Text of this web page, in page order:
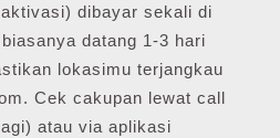
dibayar sekali di
datang 1-3 hari
lokasimu terjangkau
Cek cakupan lewat call
atau via aplikasi